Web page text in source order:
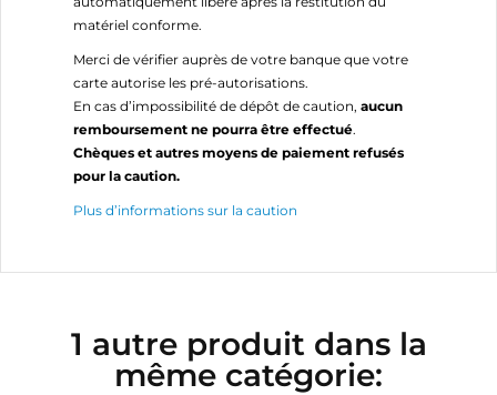
matériel conforme.
Merci de vérifier auprès de votre banque que votre
carte autorise les pré-autorisations.
En cas d’impossibilité de dépôt de caution, aucun
remboursement ne pourra être effectué.
Chèques et autres moyens de paiement refusés
pour la caution.
Plus d’informations sur la caution
1 autre produit dans la
même catégorie: